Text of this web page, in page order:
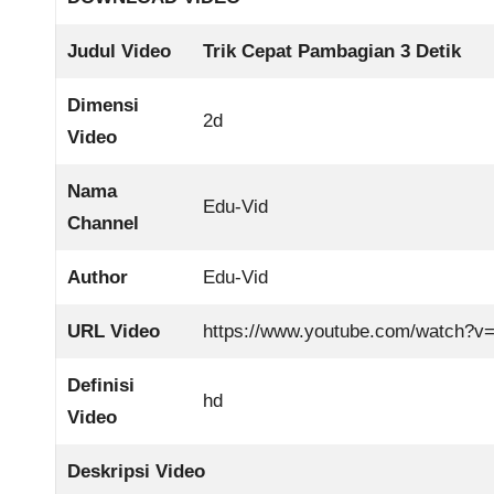
Judul Video Trik Cepat Pambagian 3 Detik
Dimensi
Video
2d
Nama
Channel
Edu-Vid
Author Edu-Vid
URL Video https://www.youtube.com/
Definisi
Video
hd
Deskripsi Video